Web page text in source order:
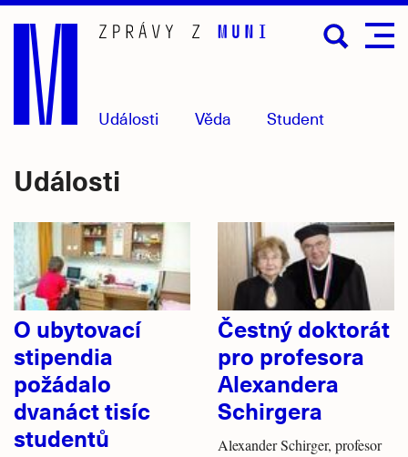
Přejít
hlavní
obsah
Události Věda Student
Události
O ubytovací
stipendia
požádalo
dvanáct tisíc
studentů
Čestný doktorát
pro profesora
Alexandera
Schirgera
Alexander Schirger, profesor